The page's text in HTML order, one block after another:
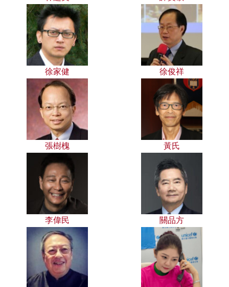
徐家健 徐俊祥
張樹槐 黃氏
李偉民 關品方